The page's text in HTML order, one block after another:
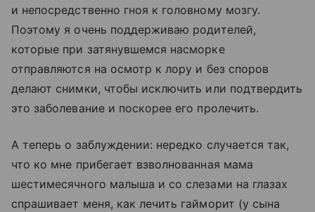
и непосредственно гноя к головному мозгу.
Поэтому я очень поддерживаю родителей,
которые при затянувшемся насморке
отправляются на осмотр к лору и без споров
делают снимки, чтобы исключить или подтвердить
это заболевание и поскорее его пролечить.
А теперь о заблуждении: нередко случается так,
что ко мне прибегает взволнованная мама
шестимесячного малыша и со слезами на глазах
спрашивает меня, как лечить гайморит (у сына